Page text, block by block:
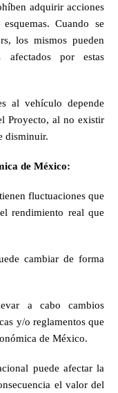
adquirir acciones
Cuando se
los mismos pueden
por estas
al vehículo depende
Proyecto, al no existir
disminuir.
de México:
fluctuaciones que
rendimiento real que
cambiar de forma
a cabo cambios
y/o reglamentos que
de México.
puede afectar la
el valor del